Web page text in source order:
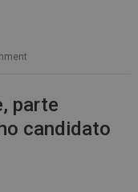
parte
candidato